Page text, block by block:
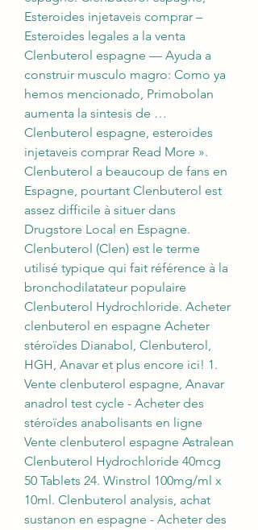
Esteroides injetaveis comprar –
Esteroides legales a la venta
Clenbuterol espagne — Ayuda a
construir musculo magro: Como ya
hemos mencionado, Primobolan
aumenta la sintesis de …
Clenbuterol espagne, esteroides
injetaveis comprar Read More ».
Clenbuterol a beaucoup de fans en
Espagne, pourtant Clenbuterol est
assez difficile à situer dans
Drugstore Local en Espagne.
Clenbuterol (Clen) est le terme
utilisé typique qui fait référence à la
bronchodilatateur populaire
Clenbuterol Hydrochloride. Acheter
clenbuterol en espagne Acheter
stéroïdes Dianabol, Clenbuterol,
HGH, Anavar et plus encore ici! 1.
Vente clenbuterol espagne, Anavar
anadrol test cycle - Acheter des
stéroïdes anabolisants en ligne
Vente clenbuterol espagne Astralean
Clenbuterol Hydrochloride 40mcg
50 Tablets 24. Winstrol 100mg/ml x
10ml. Clenbuterol analysis, achat
sustanon en espagne - Acheter des